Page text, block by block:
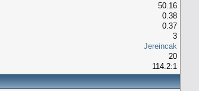
50.16
0.38
0.37
3
Jereincak
20
114.2:1